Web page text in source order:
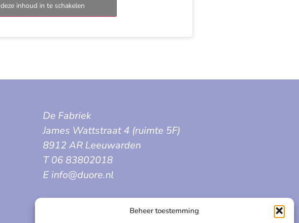
Beheer toestemming
deze inhoud in te schakelen
De Fabriek
James Wattstraat 4 (ruimte 5F)
8912 AR Leeuwarden
T 06 83802018
E info@duore.nl